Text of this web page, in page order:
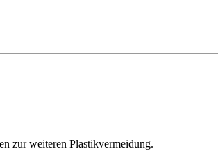
zur weiteren Plastikvermeidung.